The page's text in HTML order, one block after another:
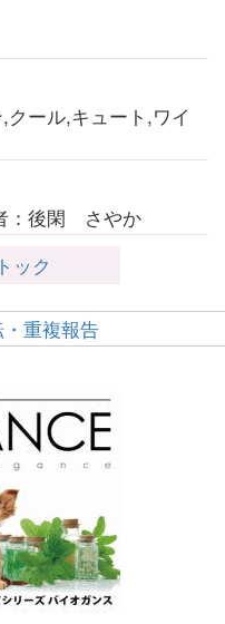
ール,キュート,ワイ
：後閑 さやか
ック
重複報告